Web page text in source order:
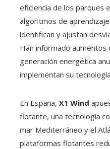
eficiencia de los parques
algoritmos de
identifican y ajustan
Han informado aumentos
generación energética
implementan su
En España, X1 Wind
flotante, una tecnología
mar Mediterráneo y el
plataformas flotantes